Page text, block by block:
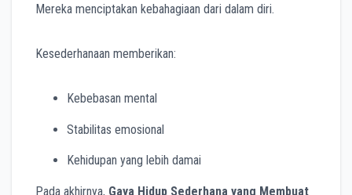
Mereka menciptakan kebahagiaan dari dalam diri.
Kesederhanaan memberikan:
Kebebasan mental
Stabilitas emosional
Kehidupan yang lebih damai
Pada akhirnya, Gaya Hidup Sederhana yang Membuat